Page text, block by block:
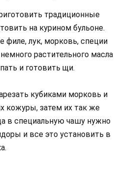
традиционные
на курином бульоне.
филе, лук, морковь, специи
растительного масла
и готовить щи.
кубиками морковь и
кожуры, затем их так же
в специальную чашу нужно
и все это установить в